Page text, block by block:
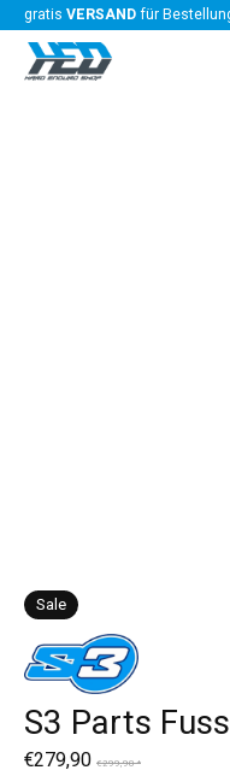
gratis VERSANDfür
Sale
S3 Parts
€279,90 €299,90 *